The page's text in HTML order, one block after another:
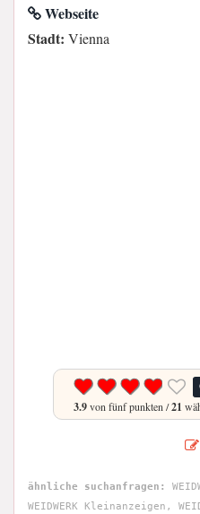
Webseite
Stadt: Vienna
3.9von fünf punkten /21
ähnliche suchanfragen:
WEIDWERK Kleinanzeigen,